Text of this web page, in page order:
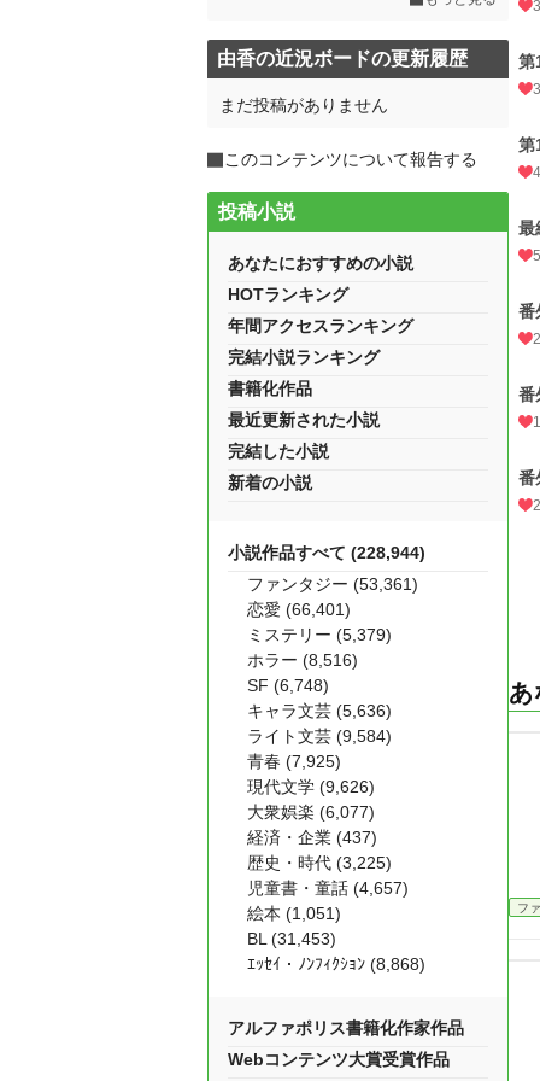
第
最
番
番
番
あ
フ
由香の近況ボードの更新履歴
まだ投稿がありません
このコンテンツについて報告する
投稿小説
あなたにおすすめの小説
HOTランキング
年間アクセスランキング
完結小説ランキング
書籍化作品
最近更新された小説
完結した小説
新着の小説
小説作品すべて (228,944)
ファンタジー (53,361)
恋愛 (66,401)
ミステリー (5,379)
ホラー (8,516)
SF (6,748)
キャラ文芸 (5,636)
ライト文芸 (9,584)
青春 (7,925)
現代文学 (9,626)
大衆娯楽 (6,077)
経済・企業 (437)
歴史・時代 (3,225)
児童書・童話 (4,657)
絵本 (1,051)
BL (31,453)
ｴｯｾｲ・ﾉﾝﾌｨｸｼｮﾝ (8,868)
アルファポリス書籍化作家作品
Webコンテンツ大賞受賞作品